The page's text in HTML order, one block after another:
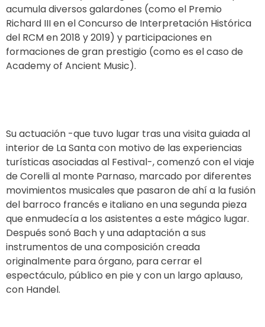
acumula diversos galardones (como el Premio
Richard III en el Concurso de Interpretación Histórica
del RCM en 2018 y 2019) y participaciones en
formaciones de gran prestigio (como es el caso de
Academy of Ancient Music).
Su actuación -que tuvo lugar tras una visita guiada al
interior de La Santa con motivo de las experiencias
turísticas asociadas al Festival-, comenzó con el viaje
de Corelli al monte Parnaso, marcado por diferentes
movimientos musicales que pasaron de ahí a la fusión
del barroco francés e italiano en una segunda pieza
que enmudecía a los asistentes a este mágico lugar.
Después sonó Bach y una adaptación a sus
instrumentos de una composición creada
originalmente para órgano, para cerrar el
espectáculo, público en pie y con un largo aplauso,
con Handel.